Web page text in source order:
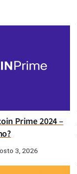
Prime 2024 –
3, 2026